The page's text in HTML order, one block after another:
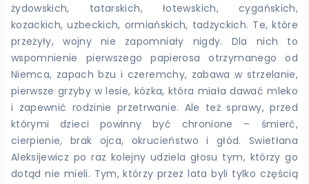
żydowskich, tatarskich, łotewskich, cygańskich,
kozackich, uzbeckich, ormiańskich, tadżyckich. Te, które
przeżyły, wojny nie zapomniały nigdy. Dla nich to
wspomnienie pierwszego papierosa otrzymanego od
Niemca, zapach bzu i czeremchy, zabawa w strzelanie,
pierwsze grzyby w lesie, kózka, która miała dawać mleko
i zapewnić rodzinie przetrwanie. Ale też sprawy, przed
którymi dzieci powinny być chronione – śmierć,
cierpienie, brak ojca, okrucieństwo i głód. Swietłana
Aleksijewicz po raz kolejny udziela głosu tym, którzy go
dotąd nie mieli. Tym, którzy przez lata byli tylko częścią